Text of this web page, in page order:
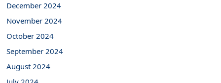
December 2024
November 2024
October 2024
September 2024
August 2024